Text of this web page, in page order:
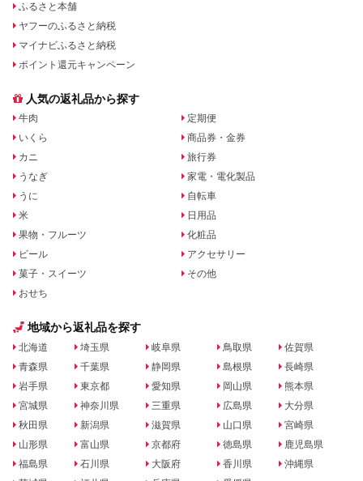
ふるさと本舗
ヤフーのふるさと納税
マイナビふるさと納税
ポイント還元キャンペーン
人気の返礼品から探す
牛肉
いくら
カニ
うなぎ
うに
米
果物・フルーツ
ビール
菓子・スイーツ
おせち
定期便
商品券・金券
旅行券
家電・電化製品
自転車
日用品
化粧品
アクセサリー
その他
地域から返礼品を探す
北海道
青森県
岩手県
宮城県
秋田県
山形県
福島県
埼玉県
千葉県
東京都
神奈川県
新潟県
富山県
石川県
岐阜県
静岡県
愛知県
三重県
滋賀県
京都府
大阪府
鳥取県
島根県
岡山県
広島県
山口県
徳島県
香川県
佐賀県
長崎県
熊本県
大分県
宮崎県
鹿児島県
沖縄県